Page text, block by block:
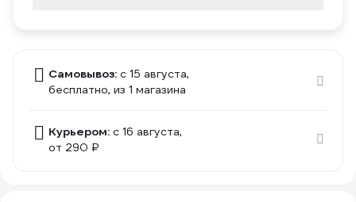
Самовывоз: c 15 августа,
бесплатно, из 1 магазина
Курьером: c 16 августа,
от 290 ₽